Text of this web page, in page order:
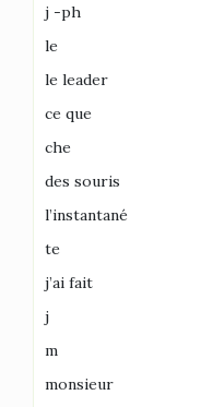
j -ph
le
le leader
ce que
che
des souris
l’instantané
te
j’ai fait
j
m
monsieur